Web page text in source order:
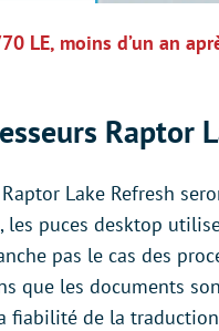
LE, moins d’un an
Raptor
Lake Refresh
puces desktop
pas le cas des
que les documents
de la